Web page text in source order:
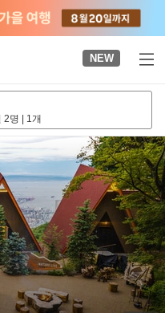
NEW
2명 | 1개